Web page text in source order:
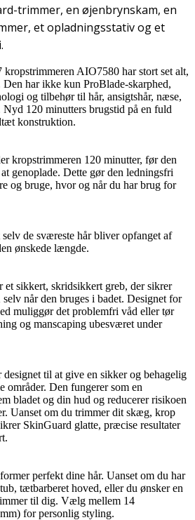
trimmer, en øjenbrynskam, en
et opladningsstativ og et
AIO7580 har stort set alt,
har ikke kun ProBlade-skarphed,
og tilbehør til hår, ansigtshår, næse,
Nyd 120 minutters brugstid på en fuld
konstruktion.
kropstrimmeren 120 minutter, før den
genoplade. Dette gør den ledningsfri
og bruge, hvor og når du har brug for
de sværeste hår bliver opfanget af
ønskede længde.
et sikkert, skridsikkert greb, der sikrer
når den bruges i badet. Designet for
muliggør det problemfri våd eller tør
og manscaping ubesværet under
til at give en sikker og behagelig
Den fungerer som en
bladet og din hud og reducerer risikoen
Uanset om du trimmer dit skæg, krop
SkinGuard glatte, præcise resultater
perfekt dine hår. Uanset om du har
tætbarberet hoved, eller du ønsker en
til dig. Vælg mellem 14
for personlig styling.